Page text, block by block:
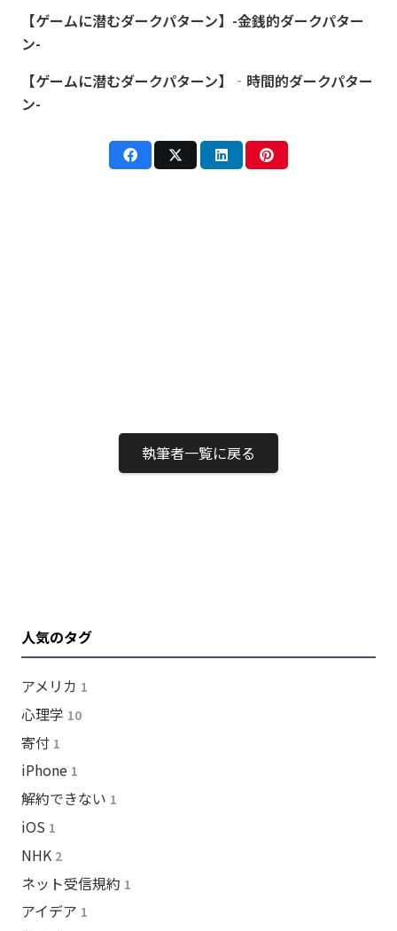
【ゲームに潜むダークパターン】-金銭的ダークパター
ン-
【ゲームに潜むダークパターン】‐時間的ダークパター
ン-
執筆者一覧に戻る
人気のタグ
アメリカ 1
心理学 10
寄付 1
iPhone 1
解約できない 1
iOS 1
NHK 2
ネット受信規約 1
アイデア 1